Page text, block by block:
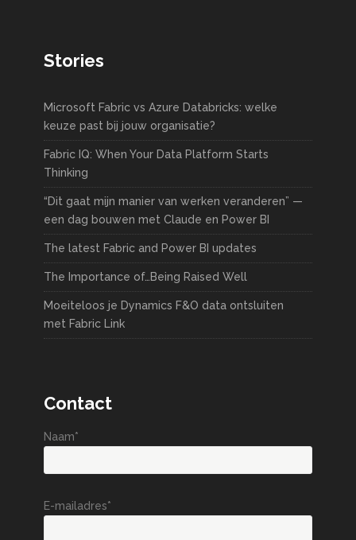
Stories
Microsoft Fabric vs Azure Databricks: welke
keuze past bij jouw organisatie?
Fabric IQ: When Your Data Platform Starts
Thinking
“Dit gaat mijn manier van werken veranderen” —
een dag bouwen met Claude en Power BI
The latest Fabric and Power BI updates
The Importance of…Being Raised Well
Moeiteloos je Dynamics F&O data ontsluiten
met Fabric Link
Contact
Naam*
E-mailadres*